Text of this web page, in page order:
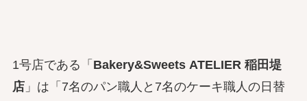
1号店である「 Bakery&Sweets ATELIER 稲田堤
店」は「7名のパン職人と7名のケーキ職人の日替